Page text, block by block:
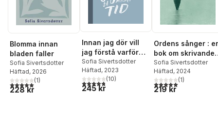
Blomma innan
bladen faller
Sofia Sivertsdotter
Häftad, 2026
5,0utav 5 stjärnor. Totalt antal röster:
(1)
228 kr
Innan jag dör vill
jag förstå varför
jag ödslade så
mycket tid
Sofia Sivertsdotter
Häftad, 2023
4,8utav 5 stjärnor. Totalt antal röster:
(10)
245 kr
Ordens sånger :
bok om
kraft
Sofia Sivertsdotter
Häftad, 2024
5,0utav 5 stjärnor.
(1)
219 kr